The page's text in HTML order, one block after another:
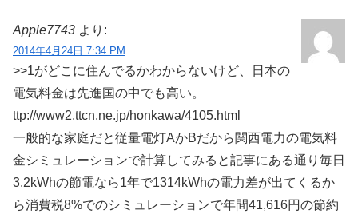
Apple7743 より:
2014年4月24日 7:34 PM
>>1がどこに住んでるかわからないけど、日本の
電気料金は先進国の中でも高い。
ttp://www2.ttcn.ne.jp/honkawa/4105.html
一般的な家庭だと従量電灯AかBだから関西電力の電気料
金シミュレーションで計算してみると記事にある通り毎日
3.2kWhの節電なら1年で1314kWhの電力差が出てくるか
ら消費税8%でのシミュレーションで年間41,616円の節約